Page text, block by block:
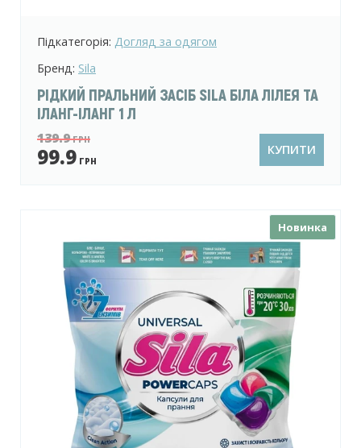
Підкатегорія: Догляд за одягом
Бренд: Sila
РІДКИЙ ПРАЛЬНИЙ ЗАСІБ SILA БІЛА ЛІЛЕЯ ТА
ІЛАНГ-ІЛАНГ 1 Л
139.9ГРН
99.9 ГРН
КУПИТИ
Новинка